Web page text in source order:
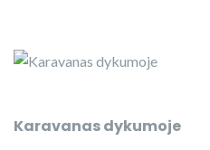
Karavanas dykumoje